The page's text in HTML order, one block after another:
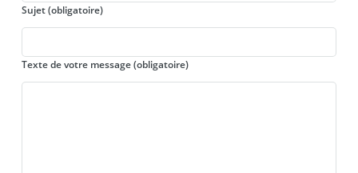
Sujet (obligatoire)
Texte de votre message (obligatoire)